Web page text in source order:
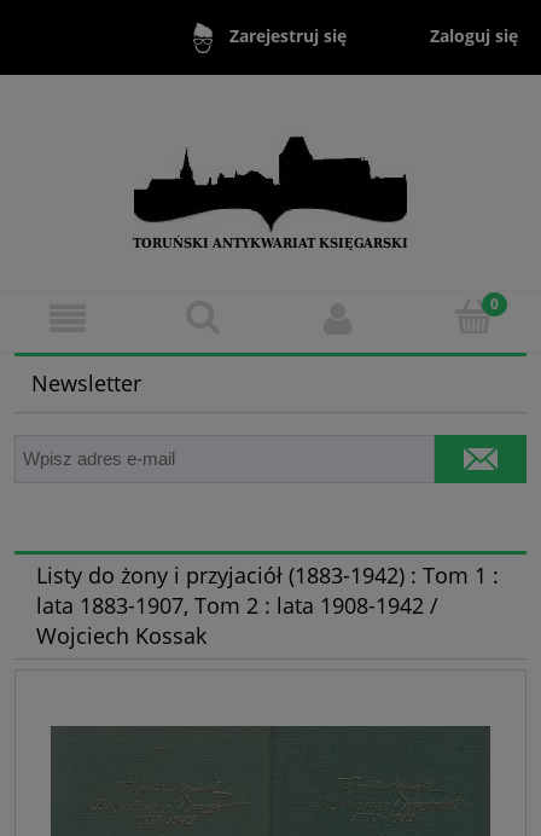
Zarejestruj się Zaloguj się
Newsletter
Listy do żony i przyjaciół (1883-1942) : Tom 1 :
lata 1883-1907, Tom 2 : lata 1908-1942 /
Wojciech Kossak